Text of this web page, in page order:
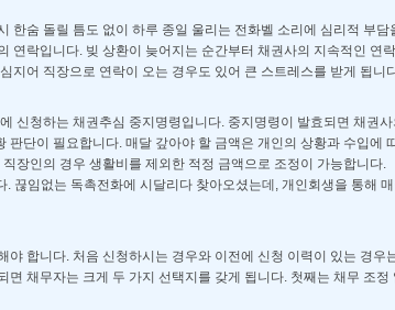
한숨 돌릴 틈도 없이 하루 종일 울리는 전화벨 소리에 심리적 부담
연락입니다. 빚 상환이 늦어지는 순간부터 채권사의 지속적인 연락
지어 직장으로 연락이 오는 경우도 있어 큰 스트레스를 받게 됩니
신청하는 채권추심 중지명령입니다. 중지명령이 발효되면 채권사
단이 필요합니다. 매달 갚아야 할 금액은 개인의 상황과 수입에
장인의 경우 생활비를 제외한 적정 금액으로 조정이 가능합니다.
끊임없는 독촉전화에 시달리다 찾아오셨는데, 개인회생을 통해 매
합니다. 처음 신청하시는 경우와 이전에 신청 이력이 있는 경우
채무자는 크게 두 가지 선택지를 갖게 됩니다. 첫째는 채무 조정